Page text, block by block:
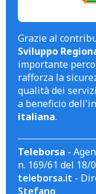
Grazie al
Sviluppo
importante
rafforza la
qualità dei
a beneficio
italiana.
Teleborsa -
n. 169/61 del 18/
teleborsa.it -
Stefano